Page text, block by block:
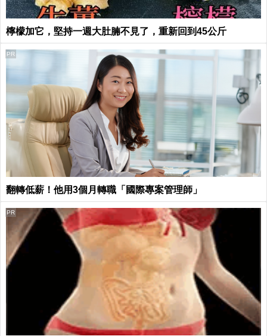
檸檬加它，堅持一週大肚腩不見了，重新回到45公斤
翻轉低薪！他用3個月轉職「國際專案管理師」
PR
PR